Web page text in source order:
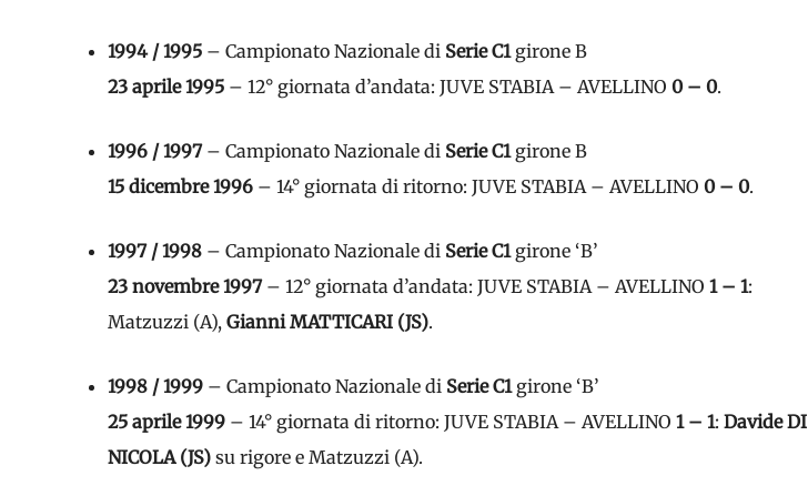
1994 / 1995 – Campionato Nazionale di Serie C1girone B
23 aprile 1995 – 12° giornata d’andata: JUVE STABIA – AVELLINO 0 – 0.
1996 / 1997– Campionato Nazionale di Serie C1girone B
15 dicembre 1996 – 14° giornata di ritorno: JUVE STABIA – AVELLINO 0 – 0.
1997 / 1998 – Campionato Nazionale di Serie C1girone ‘B’
23 novembre 1997– 12° giornata d’andata: JUVE STABIA – AVELLINO 1 – 1:
Matzuzzi (A), Gianni MATTICARI (JS).
1998 / 1999 – Campionato Nazionale di Serie C1girone ‘B’
25 aprile 1999 – 14° giornata di ritorno: JUVE STABIA – AVELLINO 1 – 1: Davide DI
NICOLA (JS) su rigore e Matzuzzi (A).